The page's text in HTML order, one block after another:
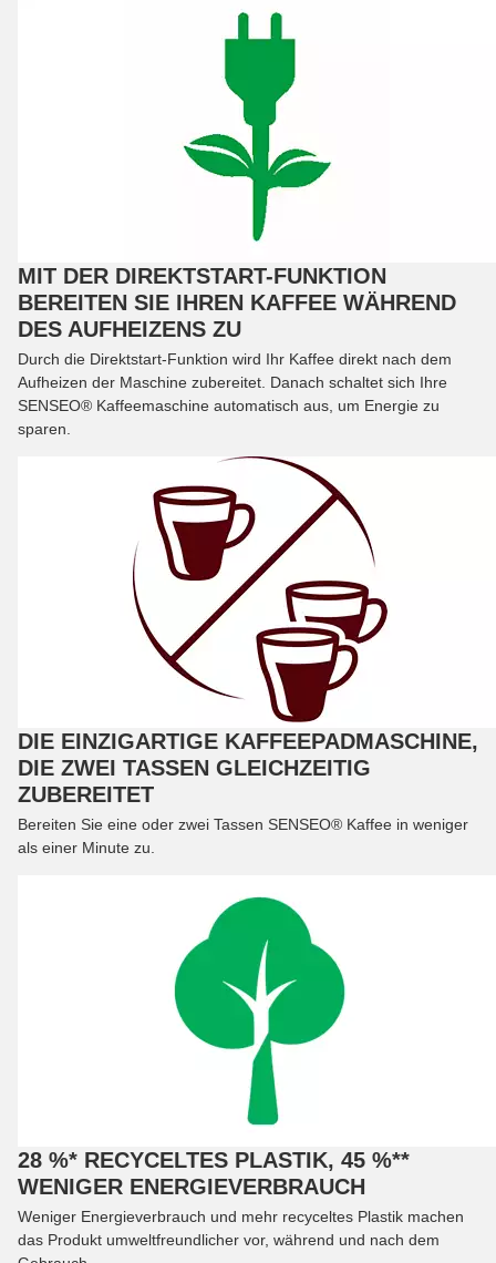
MIT DER DIREKTSTART-FUNKTION
BEREITEN SIE IHREN KAFFEE WÄHREND
DES AUFHEIZENS ZU
Durch die Direktstart-Funktion wird Ihr Kaffee direkt nach dem
Aufheizen der Maschine zubereitet. Danach schaltet sich Ihre
SENSEO® Kaffeemaschine automatisch aus, um Energie zu
sparen.
DIE EINZIGARTIGE KAFFEEPADMASCHINE,
DIE ZWEI TASSEN GLEICHZEITIG
ZUBEREITET
Bereiten Sie eine oder zwei Tassen SENSEO® Kaffee in weniger
als einer Minute zu.
28 %* RECYCELTES PLASTIK, 45 %**
WENIGER ENERGIEVERBRAUCH
Weniger Energieverbrauch und mehr recyceltes Plastik machen
das Produkt umweltfreundlicher vor, während und nach dem